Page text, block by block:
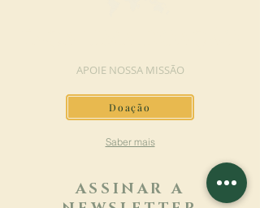
APOIE NOSSA MISSÃO
Doação
Saber mais
ASSINAR A